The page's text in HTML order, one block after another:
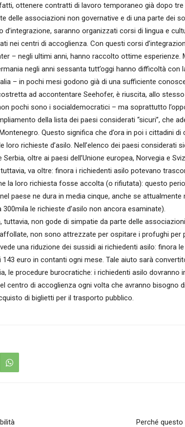
ottenere contratti di lavoro temporaneo già dopo tre
delle associazioni non governative e di una parte dei
d’integrazione, saranno organizzati corsi di lingua e
nei centri di accoglienza. Con questi corsi
– negli ultimi anni, hanno raccolto ottime esperienze.
negli anni sessanta tutt’oggi hanno difficoltà con
– in pochi mesi godono già di una sufficiente
ad accontentare Seehofer, è riuscita, allo
pochi sono i socialdemocratici – ma soprattutto
della lista dei paesi considerati “sicuri”, che
Questo significa che d’ora in poi i cittadini
loro richieste d’asilo. Nell’elenco dei paesi considerati
Serbia, oltre ai paesi dell’Unione europea, Norvegia e
va oltre: finora i richiedenti asilo potevano
la loro richiesta fosse accolta (o rifiutata): questo
paese ne dura in media cinque, anche se
le richieste d’asilo non ancora esaminate).
tuttavia, non gode di simpatie da parte delle
non sono attrezzate per ospitare i profughi per
una riduzione dei sussidi ai richiedenti asilo: finora
euro in contanti ogni mese. Tale aiuto sarà
le procedure burocratiche: i richiedenti asilo dovranno
centro di accoglienza ogni volta che avranno bisogno
di biglietti per il trasporto pubblico.
Perché